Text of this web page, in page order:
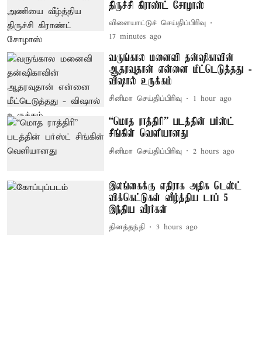
திருச்சி கிராண்ட் சோழாஸ்
விளையாட்டுச் செய்திப்பிரிவு
17 minutes ago
வருங்கால மனைவி தன்ஷிகாவின்
ஆதரவுதான் என்னை மீட்டெடுத்தது -
விஷால் உருக்கம்
சினிமா செய்திப்பிரிவு 1 hour ago
“மொத ராத்திரி” படத்தின் பர்ஸ்ட்
சிங்கிள் வெளியானது
சினிமா செய்திப்பிரிவு 2 hours ago
இலங்கைக்கு எதிராக அதிக டெஸ்ட்
விக்கெட்டுகள் வீழ்த்திய டாப் 5
இந்திய வீரர்கள்
தினத்தந்தி 3 hours ago